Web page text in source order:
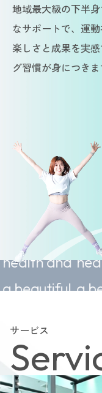
地域最大級の下半
なサポートで、運
楽しさと成果を実
グ習慣が身につきま
Sustainable
health and
a beautiful a
サービス